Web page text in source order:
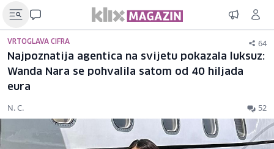
VRTOGLAVA CIFRA 64
Najpoznatija agentica na svijetu pokazala luksuz:
Wanda Nara se pohvalila satom od 40 hiljada
eura
N. C. 52